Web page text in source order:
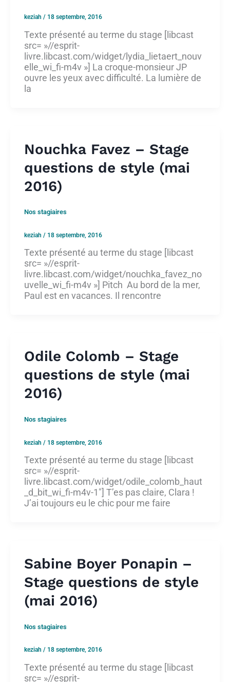
keziah / 18 septembre, 2016
Texte présenté au terme du stage [libcast
src= »//esprit-
livre.libcast.com/widget/lydia_lietaert_nouv
elle_wi_fi-m4v »] La croque-monsieur JP
ouvre les yeux avec difficulté. La lumière de
la
Nouchka Favez – Stage
questions de style (mai
2016)
Nos stagiaires
keziah / 18 septembre, 2016
Texte présenté au terme du stage [libcast
src= »//esprit-
livre.libcast.com/widget/nouchka_favez_no
uvelle_wi_fi-m4v »] Pitch Au bord de la mer,
Paul est en vacances. Il rencontre
Odile Colomb – Stage
questions de style (mai
2016)
Nos stagiaires
keziah / 18 septembre, 2016
Texte présenté au terme du stage [libcast
src= »//esprit-
livre.libcast.com/widget/odile_colomb_haut
_d_bit_wi_fi-m4v-1″] T’es pas claire, Clara !
J’ai toujours eu le chic pour me faire
Sabine Boyer Ponapin –
Stage questions de style
(mai 2016)
Nos stagiaires
keziah / 18 septembre, 2016
Texte présenté au terme du stage [libcast
src= »//esprit-